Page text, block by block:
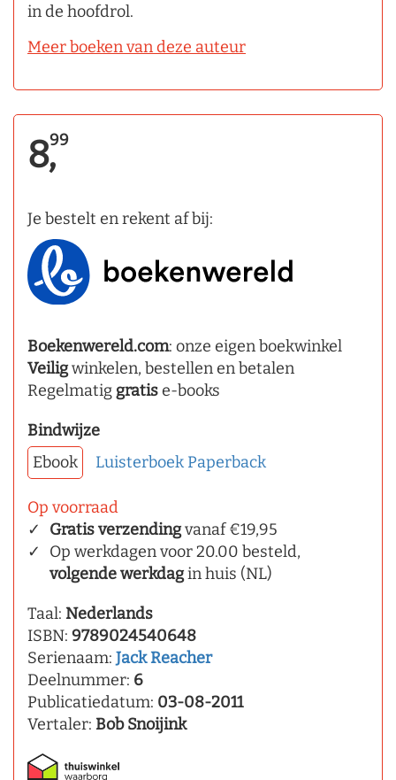
in de hoofdrol.
Meer boeken van deze auteur
8,99
Je bestelt en rekent af bij:
Boekenwereld.com: onze eigen boekwinkel
Veiligwinkelen, bestellen en betalen
Regelmatig gratise-books
Bindwijze
Ebook
Luisterboek Paperback
Op voorraad
Gratis verzendingvanaf €19,95
Op werkdagen voor 20.00 besteld,
volgende werkdagin huis (NL)
Taal: Nederlands
ISBN: 9789024540648
Serienaam: Jack Reacher
Deelnummer: 6
Publicatiedatum: 03-08-2011
Vertaler: Bob Snoijink